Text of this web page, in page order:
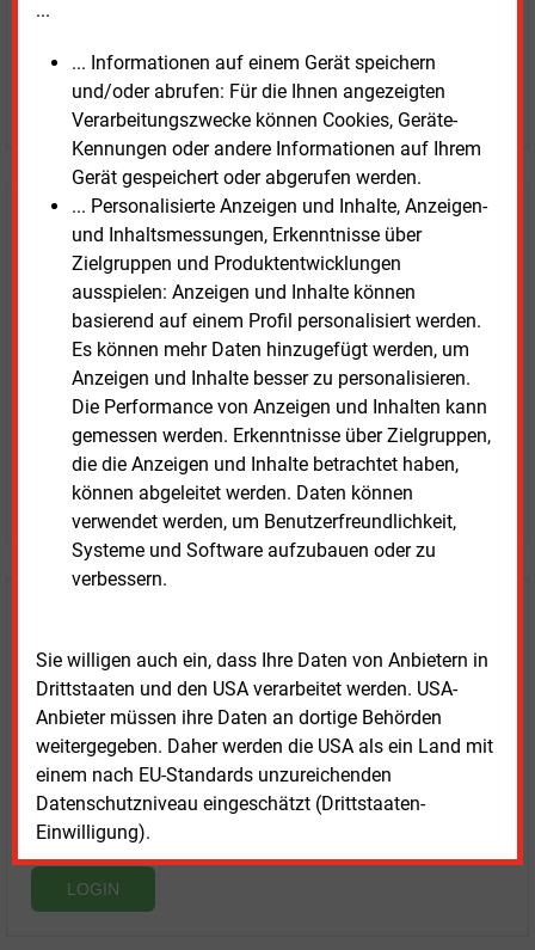
...
... Informationen auf einem Gerät speichern
und/oder abrufen: Für die Ihnen angezeigten
Verarbeitungszwecke können Cookies, Geräte-
Kennungen oder andere Informationen auf Ihrem
Gerät gespeichert oder abgerufen werden.
... Personalisierte Anzeigen und Inhalte, Anzeigen-
und Inhaltsmessungen, Erkenntnisse über
Zielgruppen und Produktentwicklungen
ausspielen: Anzeigen und Inhalte können
basierend auf einem Profil personalisiert werden.
Es können mehr Daten hinzugefügt werden, um
Anzeigen und Inhalte besser zu personalisieren.
Die Performance von Anzeigen und Inhalten kann
gemessen werden. Erkenntnisse über Zielgruppen,
die die Anzeigen und Inhalte betrachtet haben,
können abgeleitet werden. Daten können
verwendet werden, um Benutzerfreundlichkeit,
Systeme und Software aufzubauen oder zu
verbessern.
Sie willigen auch ein, dass Ihre Daten von Anbietern in
Drittstaaten und den USA verarbeitet werden. USA-
Anbieter müssen ihre Daten an dortige Behörden
weitergegeben. Daher werden die USA als ein Land mit
einem nach EU-Standards unzureichenden
Datenschutzniveau eingeschätzt (Drittstaaten-
Einwilligung).
JETZT ARTIKEL KAUFEN
Testen SieE&M
kostenlos und
unverbindlich
Zwei Wochen kostenfreier Zugang
Zugang auf stündlich aktualisierte Nachrichten mit
Prognose- und Marktdaten
+ einmal täglich E&M daily
+ zwei Ausgaben der Zeitung E&M
ohne automatische Verlängerung
JETZT KOSTENLOS TESTEN
LOGIN